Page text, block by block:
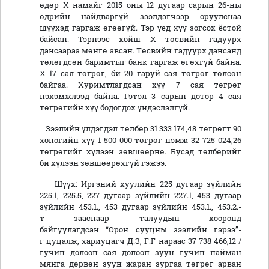
өдөр Х намайг 2015 оны 12 дугаар сарын 26-ны
өдрийн найдваргүй зээлдэгчээр оруулснаа
шүүхэд гаргаж өгөөгүй. Тэр үед хүү зогсох ёстой
байсан. Тэрнээс хойш Х төсвийн гадуурх
дансаараа мөнгө авсан. Төсвийн гадуурх дансанд
төлөгдсөн баримтыг банк гаргаж өгөхгүй байна.
Х 17 сая төгрөг, би 20 гаруй сая төгрөг төлсөн
байгаа. Хуримтлагдсан хүү 7 сая төгрөг
нэхэмжлээд байна. Гэтэл 3 сарын дотор 4 сая
төгрөгийн хүү бодогдох үндэслэлгүй.
Зээлийн үлдэгдэл төлбөр 31 333 174,48 төгрөгт 90
хоногийн хүү 1 500 000 төгрөг нэмж 32 725 024,26
төгрөгийг хүлээн зөвшөөрнө. Бусад төлбөрийг
би хүлээн зөвшөөрөхгүй гэжээ.
Шүүх: Иргэний хуулийн 225 дугаар зүйлийн
225.1, 225.5, 227 дугаар зүйлийн 227.1, 453 дугаар
зүйлийн 453.1., 453 дугаар зүйлийн 453.1., 453.2.-
т зааснаар талуудын хооронд
байгуулагдсан “Орон сууцны зээлийн гэрээ”-
г цуцалж, хариуцагч Д.З, Г.Г нараас 37 738 466,12 /
гучин долоон сая долоон зуун гучин найман
мянга дөрвөн зуун жаран зургаа төгрөг арван